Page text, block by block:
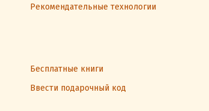
Рекомендательные технологии
Бесплатные книги
Ввести подарочный код